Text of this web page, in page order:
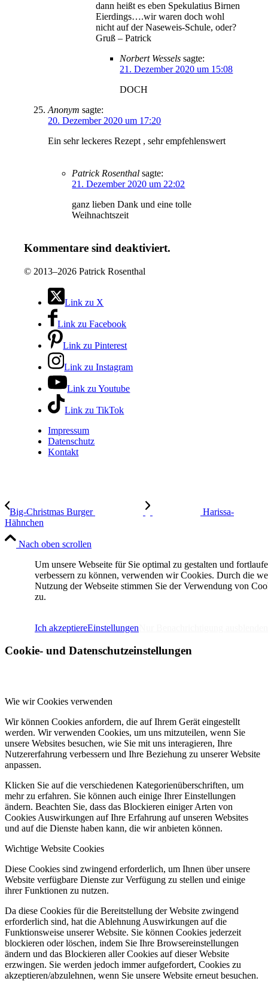
dann heißt es eben Spekulatius Birnen
Eierdings….wir waren doch wohl
nicht auf der Naseweis-Schule, oder?
Gruß – Patrick
Norbert Wessels sagte:
21. Dezember 2020 um 15:08
DOCH
Anonym sagte:
20. Dezember 2020 um 17:20
Ein sehr leckeres Rezept , sehr empfehlenswert
Patrick Rosenthal sagte:
21. Dezember 2020 um 22:02
ganz lieben Dank und eine tolle
Weihnachtszeit
Kommentare sind deaktiviert.
© 2013–2026 Patrick Rosenthal
Link zu X
Link zu Facebook
Link zu Pinterest
Link zu Instagram
Link zu Youtube
Link zu TikTok
Impressum
Datenschutz
Kontakt
Big-Christmas Burger
Harissa-
Hähnchen
Nach oben scrollen
Um unsere Webseite für Sie optimal zu gestalten und
verbessern zu können, verwenden wir Cookies. Durch die
Nutzung der Webseite stimmen Sie der Verwendung von
zu.
Ich akzeptiereEinstellungen
Cookie- und Datenschutzeinstellungen
Wie wir Cookies verwenden
Wir können Cookies anfordern, die auf Ihrem Gerät eingestellt
werden. Wir verwenden Cookies, um uns mitzuteilen, wenn Sie
unsere Websites besuchen, wie Sie mit uns interagieren, Ihre
Nutzererfahrung verbessern und Ihre Beziehung zu unserer Website
anpassen.
Klicken Sie auf die verschiedenen Kategorienüberschriften, um
mehr zu erfahren. Sie können auch einige Ihrer Einstellungen
ändern. Beachten Sie, dass das Blockieren einiger Arten von
Cookies Auswirkungen auf Ihre Erfahrung auf unseren Websites
und auf die Dienste haben kann, die wir anbieten können.
Wichtige Website Cookies
Diese Cookies sind zwingend erforderlich, um Ihnen über unsere
Website verfügbare Dienste zur Verfügung zu stellen und einige
ihrer Funktionen zu nutzen.
Da diese Cookies für die Bereitstellung der Website zwingend
erforderlich sind, hat die Ablehnung Auswirkungen auf die
Funktionsweise unserer Website. Sie können Cookies jederzeit
blockieren oder löschen, indem Sie Ihre Browsereinstellungen
ändern und das Blockieren aller Cookies auf dieser Website
erzwingen. Sie werden jedoch immer aufgefordert, Cookies zu
akzeptieren/abzulehnen, wenn Sie unsere Website erneut besuchen.